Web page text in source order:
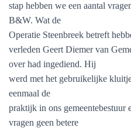
stap hebben we een aantal
B&W. Wat de
Operatie Steenbreek betreft
verleden Geert Diemer van
over had ingediend. Hij
werd met het gebruikelijke
eenmaal de
praktijk in ons gemeentebestuur
vragen geen betere